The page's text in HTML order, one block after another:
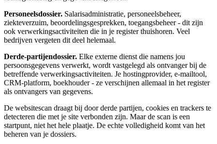
Personeelsdossier. Salarisadministratie, personeelsbeheer,
ziekteverzuim, beoordelingsgesprekken, toegangsbeheer - dit zijn
ook verwerkingsactiviteiten die in je register thuishoren. Veel
bedrijven vergeten dit deel helemaal.
Derde-partijendossier. Elke externe dienst die namens jou
persoonsgegevens verwerkt, wordt vastgelegd als ontvanger bij de
betreffende verwerkingsactiviteiten. Je hostingprovider, e-mailtool,
CRM-platform, boekhouder - ze verschijnen allemaal in het register
als ontvangers van gegevens.
De websitescan draagt bij door derde partijen, cookies en trackers te
detecteren die met je site verbonden zijn. Maar de scan is een
startpunt, niet het hele plaatje. De echte volledigheid komt van het
beheren van je dossiers.